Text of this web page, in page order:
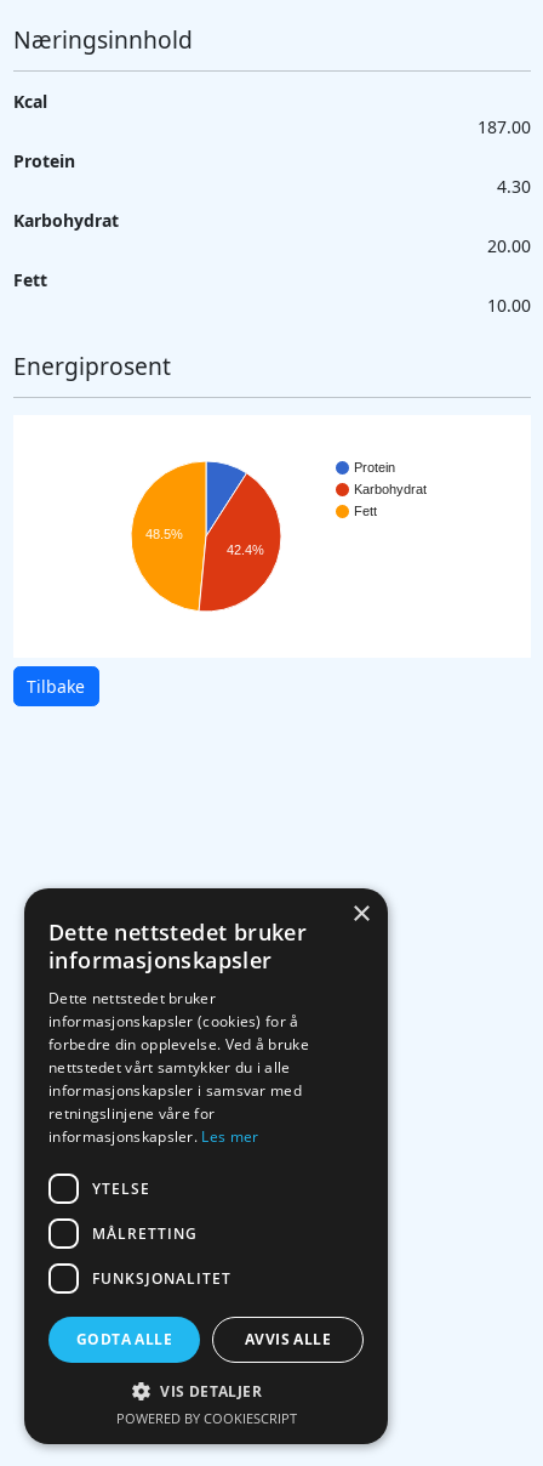
Næringsinnhold
Kcal
187.00
Protein
4.30
Karbohydrat
20.00
Fett
10.00
Energiprosent
Protein
Karbohydrat
Fett
48.5%
42.4%
Tilbake
×
Dette nettstedet bruker
informasjonskapsler
Dette nettstedet bruker
informasjonskapsler (cookies) for å
forbedre din opplevelse. Ved å bruke
nettstedet vårt samtykker du i alle
informasjonskapsler i samsvar med
retningslinjene våre for
informasjonskapsler. Les mer
YTELSE
MÅLRETTING
FUNKSJONALITET
GODTA ALLE AVVIS ALLE
VIS DETALJER
POWERED BY COOKIESCRIPT